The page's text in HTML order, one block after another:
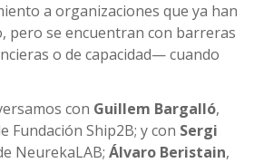
a organizaciones que ya han
pero se encuentran con barreras
o de capacidad— cuando
con Guillem Bargalló,
Fundación Ship2B; y con Sergi
NeurekaLAB; Álvaro Beristain,